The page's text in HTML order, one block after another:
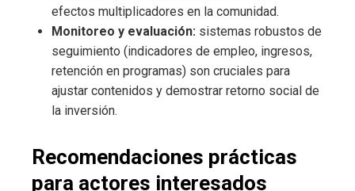
efectos multiplicadores en la comunidad.
Monitoreo y evaluación: sistemas robustos de
seguimiento (indicadores de empleo, ingresos,
retención en programas) son cruciales para
ajustar contenidos y demostrar retorno social de
la inversión.
Recomendaciones prácticas
para actores interesados